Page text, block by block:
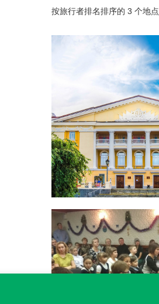
按旅行者排名排序的 3 个地点